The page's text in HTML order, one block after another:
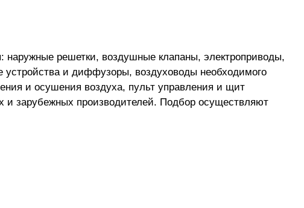
наружные решетки, воздушные клапаны, электроприводы,
устройства и диффузоры, воздуховоды необходимого
и осушения воздуха, пульт управления и щит
и зарубежных производителей. Подбор осуществляют